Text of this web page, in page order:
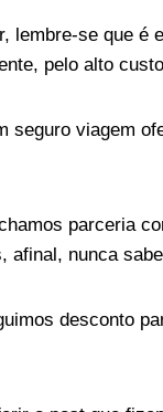
lembre-se que é
pelo alto
seguro viagem
parceria
afinal, nunca
desconto